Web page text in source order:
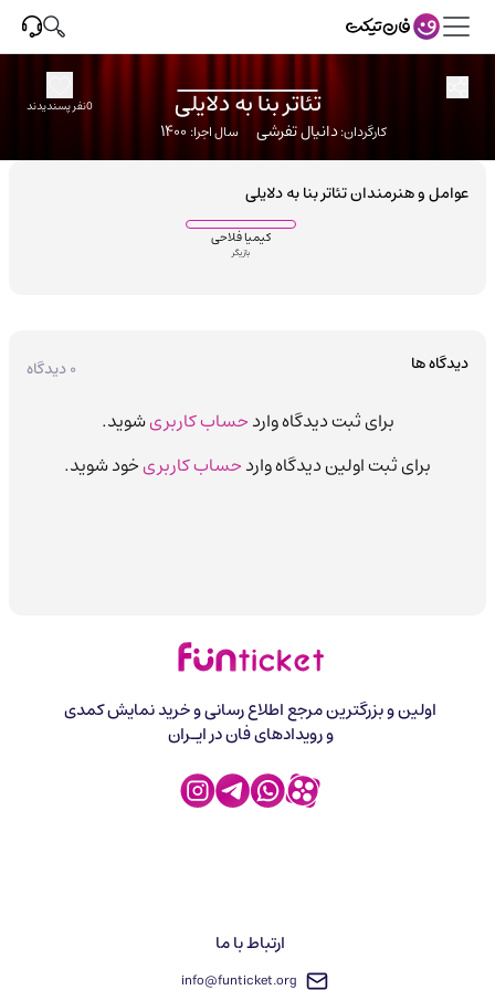
0نفر پسندیدند تئاتربنا به دلایلی
کارگردان:دانیال تفرشی سال اجرا: ۱۴۰۰
عوامل و هنرمندانتئاتربنا به دلایلی
کیمیا فلاحی
بازیگر
دیدگاه ها ۰دیدگاه
برای ثبت دیدگاه واردحساب کاربریشوید.
برای ثبت اولین دیدگاه واردحساب کاربریخود شوید.
اولین و بزرگترین مرجع اطلاع رسانی و خرید نمایش کمدی
و رویدادهای فان در ایـران
ارتباط با ما
info@funticket.org